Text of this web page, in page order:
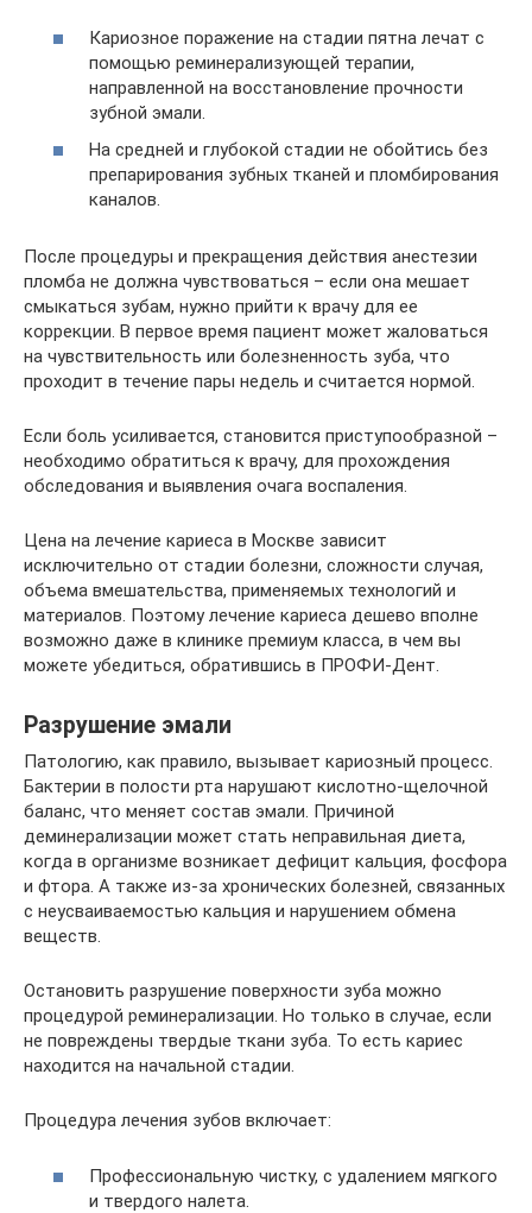
Кариозное поражение на стадии пятна лечат с
помощью реминерализующей терапии,
направленной на восстановление прочности
зубной эмали.
На средней и глубокой стадии не обойтись без
препарирования зубных тканей и пломбирования
каналов.
После процедуры и прекращения действия анестезии
пломба не должна чувствоваться – если она мешает
смыкаться зубам, нужно прийти к врачу для ее
коррекции. В первое время пациент может жаловаться
на чувствительность или болезненность зуба, что
проходит в течение пары недель и считается нормой.
Если боль усиливается, становится приступообразной –
необходимо обратиться к врачу, для прохождения
обследования и выявления очага воспаления.
Цена на лечение кариеса в Москве зависит
исключительно от стадии болезни, сложности случая,
объема вмешательства, применяемых технологий и
материалов. Поэтому лечение кариеса дешево вполне
возможно даже в клинике премиум класса, в чем вы
можете убедиться, обратившись в ПРОФИ-Дент.
Разрушение эмали
Патологию, как правило, вызывает кариозный процесс.
Бактерии в полости рта нарушают кислотно-щелочной
баланс, что меняет состав эмали. Причиной
деминерализации может стать неправильная диета,
когда в организме возникает дефицит кальция, фосфора
и фтора. А также из-за хронических болезней, связанных
с неусваиваемостью кальция и нарушением обмена
веществ.
Остановить разрушение поверхности зуба можно
процедурой реминерализации. Но только в случае, если
не повреждены твердые ткани зуба. То есть кариес
находится на начальной стадии.
Процедура лечения зубов включает:
Профессиональную чистку, с удалением мягкого
и твердого налета.